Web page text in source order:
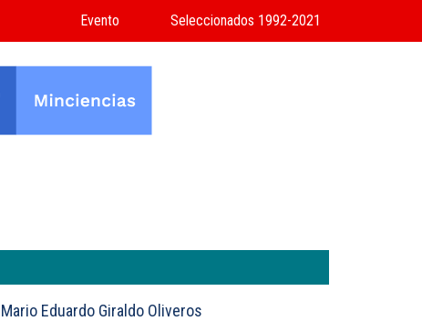
Evento Seleccionados 1992-2021
Mario Eduardo Giraldo Oliveros